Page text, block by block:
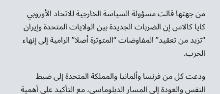
من جهتها قالت مسؤولة السياسة الخارجية للاتحاد الأوروبي
كايا كالاس إن الضربات الجديدة بين الولايات المتحدة وإيران
“تزيد من تعقيد” المفاوضات “المتوترة أصلا” الرامية إلى إنهاء
الحرب.
ودعت كل من فرنسا وألمانيا والمملكة المتحدة إلى ضبط
النفس والعودة إلى المسار الدبلوماسي، مع التأكيد على أهمية